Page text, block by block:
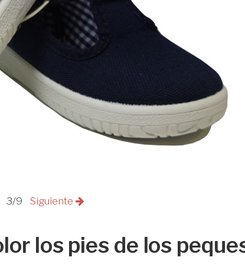
3/9 Siguiente
los pies de los